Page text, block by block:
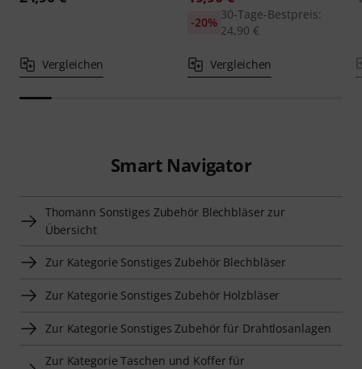
Vergleichen
30-Tage-Bestpreis:
24,90 €
-20%
Vergleichen
Smart Navigator
Thomann Sonstiges Zubehör Blechbläser zur
Übersicht
Zur Kategorie Sonstiges Zubehör Blechbläser
Zur Kategorie Sonstiges Zubehör Holzbläser
Zur Kategorie Sonstiges Zubehör für Drahtlosanlagen
Zur Kategorie Taschen und Koffer für